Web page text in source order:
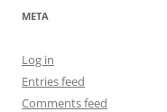
META
Log in
Entries feed
Comments feed